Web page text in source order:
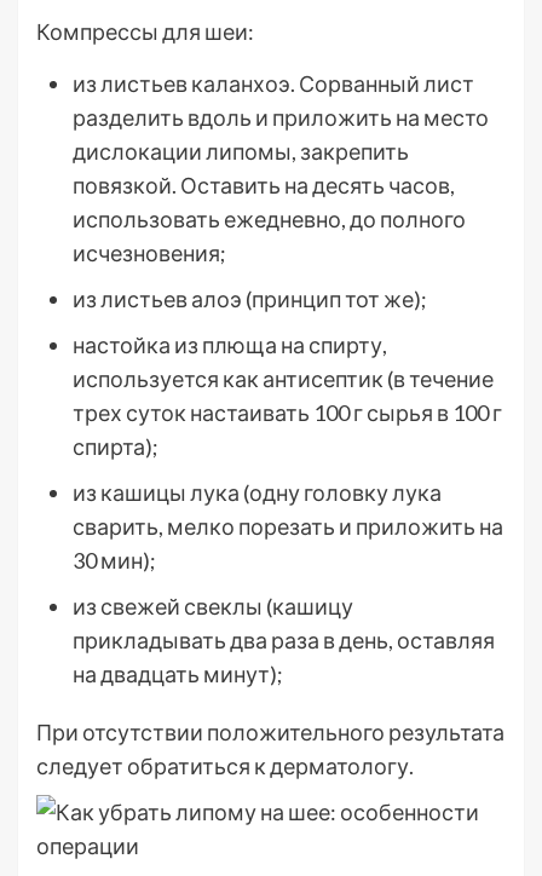
Компрессы для шеи:
из листьев каланхоэ. Сорванный лист
разделить вдоль и приложить на место
дислокации липомы, закрепить
повязкой. Оставить на десять часов,
использовать ежедневно, до полного
исчезновения;
из листьев алоэ (принцип тот же);
настойка из плюща на спирту,
используется как антисептик (в течение
трех суток настаивать 100 г сырья в 100 г
спирта);
из кашицы лука (одну головку лука
сварить, мелко порезать и приложить на
30 мин);
из свежей свеклы (кашицу
прикладывать два раза в день, оставляя
на двадцать минут);
При отсутствии положительного результата
следует обратиться к дерматологу.